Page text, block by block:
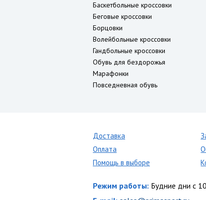
Баскетбольные кроссовки
Беговые кроссовки
Борцовки
Волейбольные кроссовки
Гандбольные кроссовки
Обувь для бездорожья
Марафонки
Повседневная обувь
Доставка
Оплата
Помощь в выборе
Режим работы: Будние дни с